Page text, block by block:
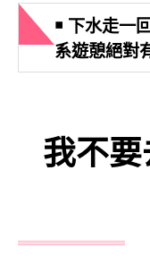
￭ 下水走一
系遊憩絕對
我不